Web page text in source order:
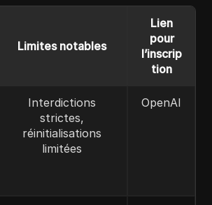
Limites notables
Lien
pour
l’inscrip
tion
Interdictions
strictes,
réinitialisations
limitées
OpenAI